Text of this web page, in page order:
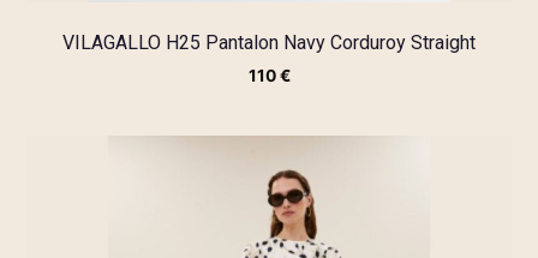
VILAGALLO H25 Pantalon Navy Corduroy Straight
110€